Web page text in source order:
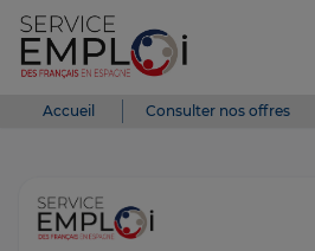
Accueil Consulter nos offres